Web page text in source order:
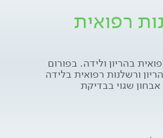
רפואית
בהריון ולידה. בפורום
ורשלנות רפואית בלידה
אבחון שגוי בבדיקת
ו/או אבחון מאוחר
במהלך הלידה